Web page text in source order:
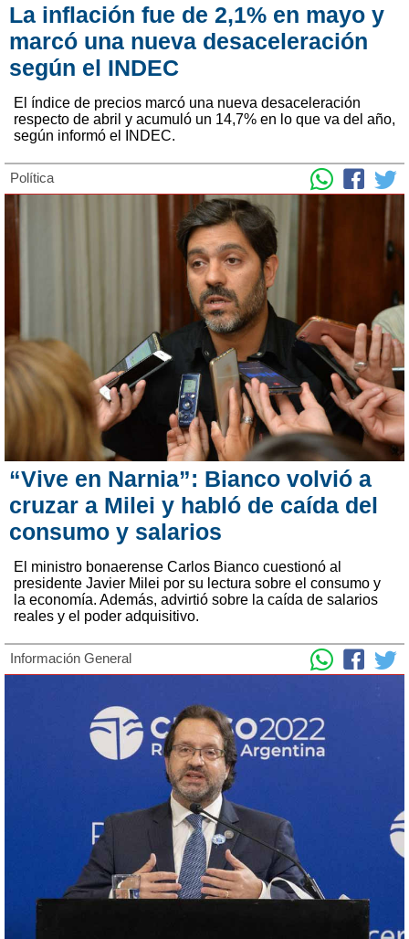
La inflación fue de 2,1% en mayo y
marcó una nueva desaceleración
según el INDEC
El índice de precios marcó una nueva desaceleración
respecto de abril y acumuló un 14,7% en lo que va del año,
según informó el INDEC.
Política
“Vive en Narnia”: Bianco volvió a
cruzar a Milei y habló de caída del
consumo y salarios
El ministro bonaerense Carlos Bianco cuestionó al
presidente Javier Milei por su lectura sobre el consumo y
la economía. Además, advirtió sobre la caída de salarios
reales y el poder adquisitivo.
Información General